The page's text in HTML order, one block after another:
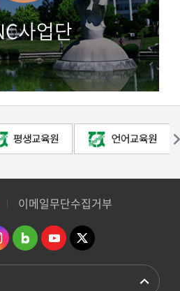
사업단
이메일무단수집거부